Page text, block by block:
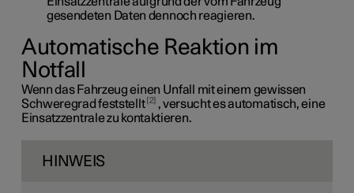
gesendeten Daten dennoch reagieren.
Automatische Reaktion im
Notfall
Wenn das Fahrzeug einen Unfall mit einem gewissen
Schweregrad feststellt 2
, versucht es automatisch, eine
Einsatzzentrale zu kontaktieren.
HINWEIS